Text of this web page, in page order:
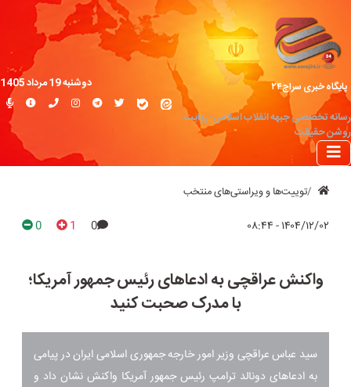
پایگاه خبری سراج۲۴
رسانه تخصصی جبهه انقلاب اسلامی؛ روایت
روشن حقیقت
دوشنبه 19 مرداد 1405
توییت‌ها و ویراستی‌های منتخب
۱۴۰۴/۱۲/۰۲ - ۰۸:۴۴ 0
1
0
واکنش عراقچی به ادعاهای رئیس جمهور آمریکا؛
با مدرک صحبت کنید
سید عباس عراقچی وزیر امور خارجه جمهوری اسلامی ایران در پیامی
به ادعاهای دونالد ترامپ رئیس جمهور آمریکا واکنش نشان داد و